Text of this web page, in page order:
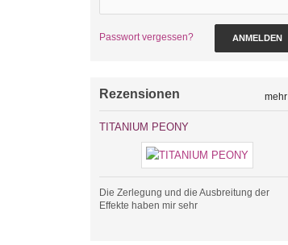
Passwort vergessen? ANMELDEN
Rezensionen mehr
TITANIUM PEONY
Die Zerlegung und die Ausbreitung der
Effekte haben mir sehr